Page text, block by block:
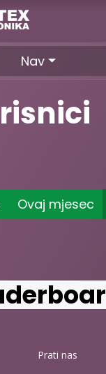
Nav
Ovaj mjesec
Prati nas